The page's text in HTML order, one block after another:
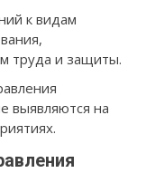
к видам
труда и защиты.
выявляются на